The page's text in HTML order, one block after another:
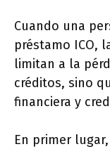
Cuando una
préstamo ICO,
limitan a la
créditos, sino
financiera y
En primer